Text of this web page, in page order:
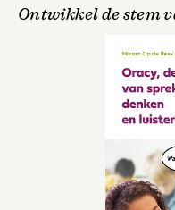
Ontwikkel de stem